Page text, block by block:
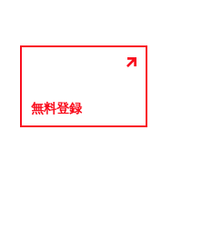
無料登録